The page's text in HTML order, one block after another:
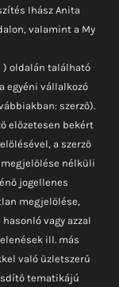
Ihász Anita
valamint a My
oldalán található
egyéni vállalkozó
szerző).
előzetesen bekért
a szerző
nélküli
jogellenes
megjelölése,
vagy azzal
ill. más
való üzletszerű
tematikájú